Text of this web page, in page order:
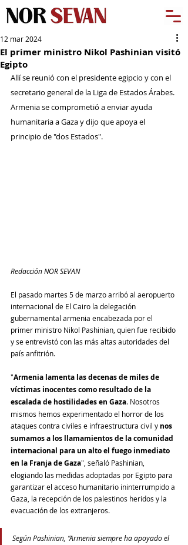
El primer ministro Nikol Pashinian visitó
Egipto
12 mar 2024
Allí se reunió con el presidente egipcio y con el
secretario general de la Liga de Estados Árabes.
Armenia se comprometió a enviar ayuda
humanitaria a Gaza y dijo que apoya el
principio de "dos Estados".
Redacción NOR SEVAN
El pasado martes 5 de marzo arribó al aeropuerto
internacional de El Cairo la delegación
gubernamental armenia encabezada por el
primer ministro Nikol Pashinian, quien fue recibido
y se entrevistó con las más altas autoridades del
país anfitrión.
"Armenia lamenta las decenas de miles de
víctimas inocentes como resultado de la
escalada de hostilidades en Gaza. Nosotros
mismos hemos experimentado el horror de los
ataques contra civiles e infraestructura civil y nos
sumamos a los llamamientos de la comunidad
internacional para un alto el fuego inmediato
en la Franja de Gaza", señaló Pashinian,
elogiando las medidas adoptadas por Egipto para
garantizar el acceso humanitario ininterrumpido a
Gaza, la recepción de los palestinos heridos y la
evacuación de los extranjeros.
Según Pashinian, “Armenia siempre ha apoyado el